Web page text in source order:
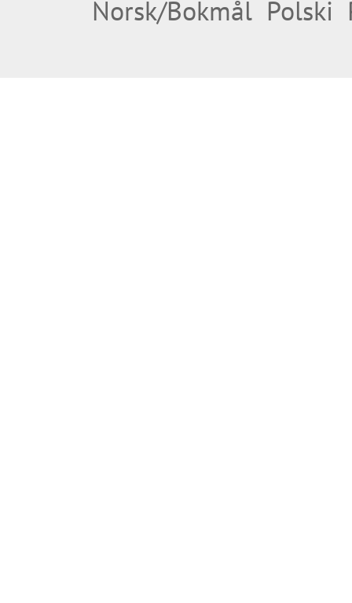
Norsk/Bokmål Polski